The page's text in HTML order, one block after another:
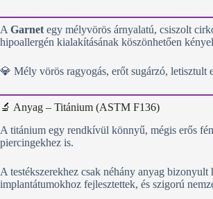
A Garnet egy mélyvörös árnyalatú, csiszolt
hipoallergén kialakításának köszönhetően
💎 Mély vörös ragyogás, erőt sugárzó, letisztult
🔬 Anyag – Titánium (ASTM F136)
A titánium egy rendkívül könnyű, mégis erős
piercingekhez is.
A testékszerekhez csak néhány anyag
implantátumokhoz fejlesztettek, és szigorú